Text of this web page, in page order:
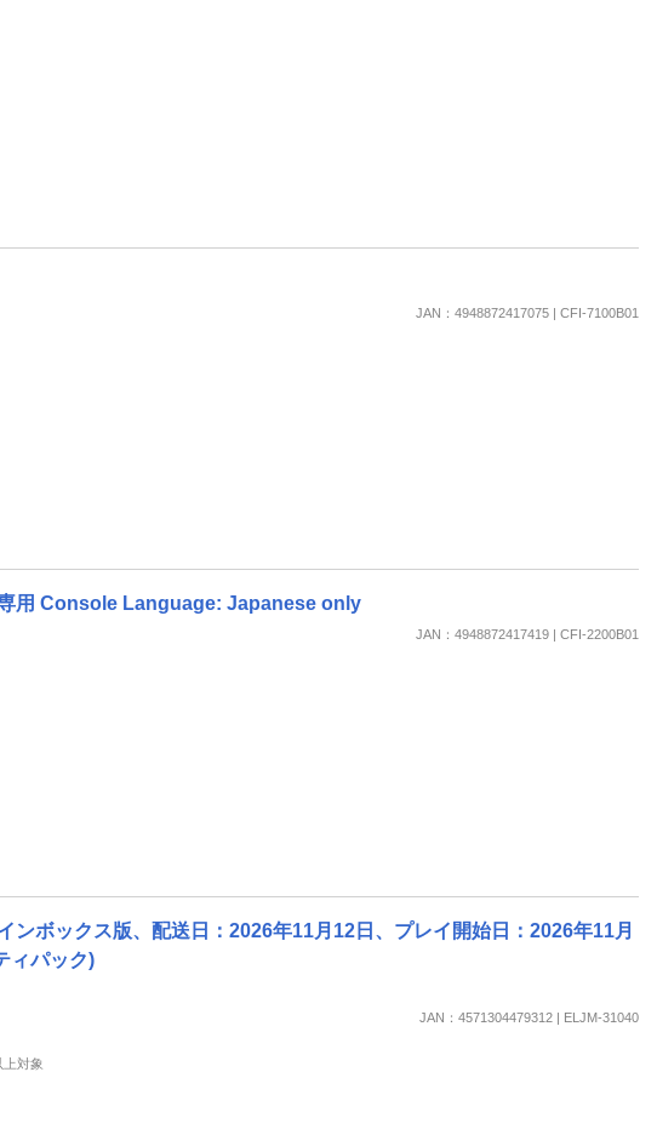
JAN：4948872417075 | CFI-7100B01
用 Console Language: Japanese only
JAN：4948872417419 | CFI-2200B01
ンボックス版、配送日：2026年11月12日、プレイ開始日：2026年11月
ィパック)
JAN：4571304479312 | ELJM-31040
対象